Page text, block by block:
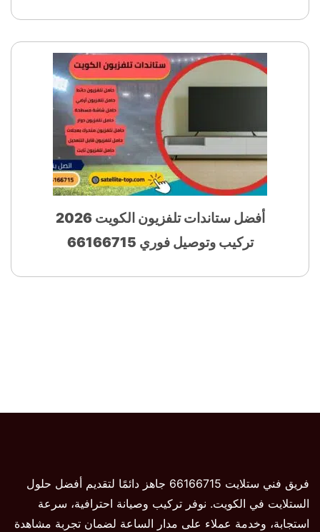
أفضل ستاندات تلفزيون الكويت 2026
تركيب وتوصيل فوري 66166715
فريق فني ستلايت 66166715 جاهز دائمًا لتقديم أفضل حلول
الستلايت في الكويت. نوفر تركيب وصيانة احترافية، سرعة
استجابة، وخدمة عملاء على مدار الساعة لضمان تجربة مشاهدة